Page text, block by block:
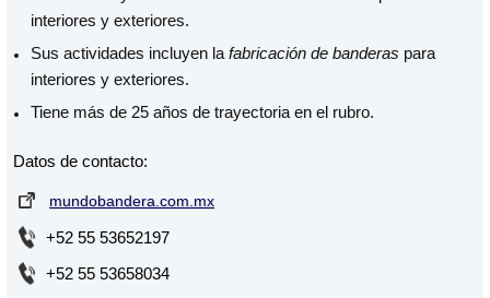
interiores y exteriores.
Sus actividades incluyen la fabricación de banderas para
interiores y exteriores.
Tiene más de 25 años de trayectoria en el rubro.
Datos de contacto:
mundobandera.com.mx
+52 55 53652197
+52 55 53658034